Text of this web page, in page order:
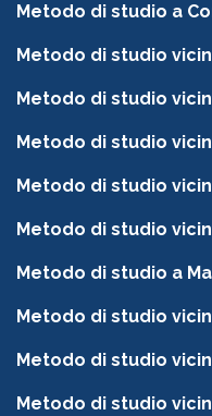
Metodo di studio a
Metodo di studio
Metodo di studio
Metodo di studio
Metodo di studio
Metodo di studio
Metodo di studio a
Metodo di studio
Metodo di studio
Metodo di studio